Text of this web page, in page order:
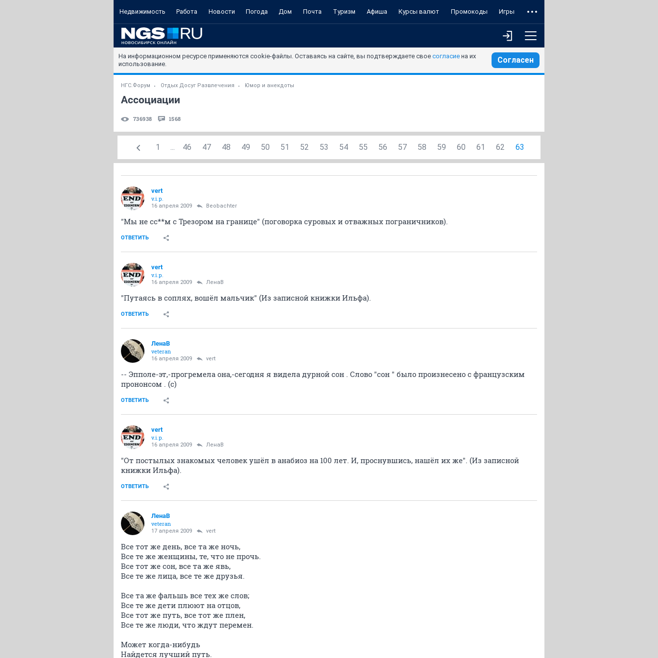
Недвижимость Работа Новости Погода Дом Почта Туризм Афиша Курсы валют Промокоды Игры
На информационном ресурсе применяются cookie-файлы. Оставаясь на сайте, вы подтверждаете свое согласие на их
использование.
Согласен
НГС.Форум Отдых Досуг Развлечения Юмор и анекдоты
Ассоциации
736938 1568
1 ... 46 47 48 49 50 51 52 53 54 55 56 57 58 59 60 61 62 63
vert
v.i.p.
16 апреля 2009 Beobachter
"Мы не сс**м с Трезором на границе" (поговорка суровых и отважных пограничников).
ОТВЕТИТЬ
vert
v.i.p.
16 апреля 2009 ЛенаВ
"Путаясь в соплях, вошёл мальчик" (Из записной книжки Ильфа).
ОТВЕТИТЬ
ЛенаВ
veteran
16 апреля 2009 vert
-- Эпполе-эт,-прогремела она,-сегодня я видела дурной сон . Слово "сон " было произнесено с французским
прононсом . (c)
ОТВЕТИТЬ
vert
v.i.p.
16 апреля 2009 ЛенаВ
"От постылых знакомых человек ушёл в анабиоз на 100 лет. И, проснувшись, нашёл их же". (Из записной
книжки Ильфа).
ОТВЕТИТЬ
ЛенаВ
veteran
17 апреля 2009 vert
Все тот же день, все та же ночь,
Все те же женщины, те, что не прочь.
Все тот же сон, все та же явь,
Все те же лица, все те же друзья.
Все та же фальшь все тех же слов;
Все те же дети плюют на отцов,
Все тот же путь, все тот же плен,
Все те же люди, что ждут перемен.
Может когда-нибудь
Найдется лучший путь.